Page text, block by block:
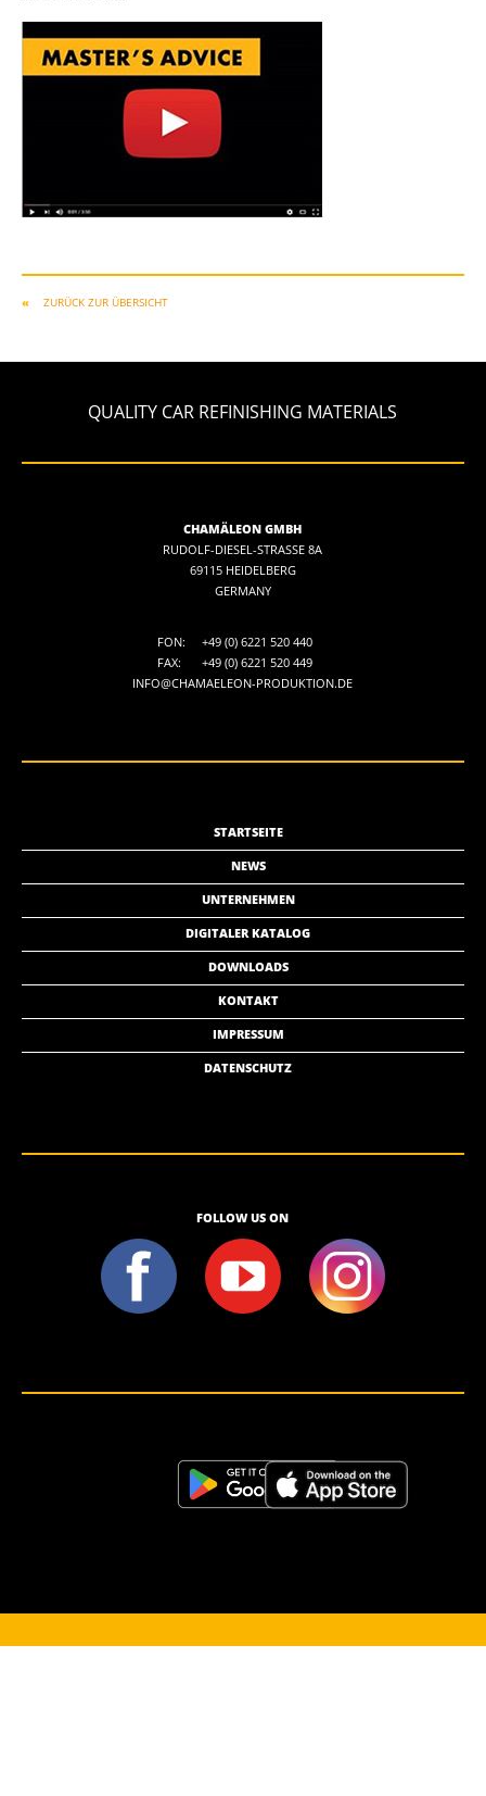
ZURÜCK ZUR ÜBERSICHT
QUALITY CAR REFINISHING MATERIALS
CHAMÄLEON GMBH
RUDOLF-DIESEL-STRASSE 8A
69115 HEIDELBERG
GERMANY
FON:
+49 (0) 6221 520 440
FAX:
+49 (0) 6221 520 449
INFO@CHAMAELEON-PRODUKTION.DE
STARTSEITE
NEWS
UNTERNEHMEN
DIGITALER KATALOG
DOWNLOADS
KONTAKT
IMPRESSUM
DATENSCHUTZ
FOLLOW US ON